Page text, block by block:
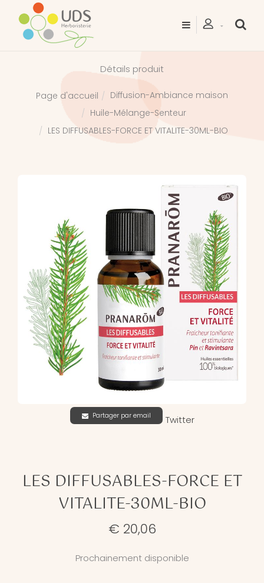
Détails produit
Page d'accueil
Diffusion-Ambiance maison
Huile-Mélange-Senteur
LES DIFFUSABLES-FORCE ET VITALITE-30ML-BIO
Partager par email Twitter
LES DIFFUSABLES-FORCE ET
VITALITE-30ML-BIO
€ 20,06
Prochainement disponible